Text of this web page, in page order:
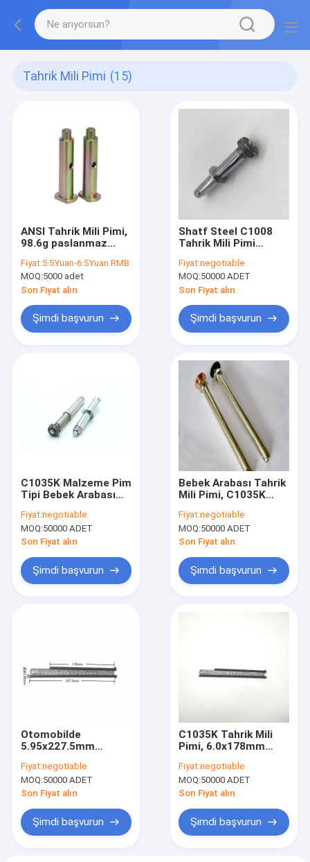
Tahrik Mili Pimi (15)
ANSI Tahrik Mili Pimi,
98.6g paslanmaz
çıkarılabilir pim
Fiyat:5.5Yuan-6.5Yuan RMB
MOQ:5000 adet
Son Fiyat alın
Şimdi başvurun
Shatf Steel C1008
Tahrik Mili Pimi
Arabası İçin Standart
Hızlı Bırakma
Fiyat:negotiable
MOQ:50000 ADET
Son Fiyat alın
Şimdi başvurun
C1035K Malzeme Pim
Tipi Bebek Arabası
Standardı
Fiyat:negotiable
MOQ:50000 ADET
Son Fiyat alın
Şimdi başvurun
Bebek Arabası Tahrik
Mili Pimi, C1035K
124.5mm
Fiyat:negotiable
MOQ:50000 ADET
Son Fiyat alın
Şimdi başvurun
Otomobilde
5.95x227.5mm
Standart Dacromet
Yüzey
Fiyat:negotiable
MOQ:50000 ADET
Son Fiyat alın
Şimdi başvurun
C1035K Tahrik Mili
Pimi, 6.0x178mm
çubuğu tertibatı
Sertleştirilmiş
Fiyat:negotiable
MOQ:50000 ADET
Son Fiyat alın
Şimdi başvurun